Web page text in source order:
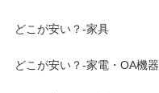
どこが安い？-家具
どこが安い？-家電・OA機器